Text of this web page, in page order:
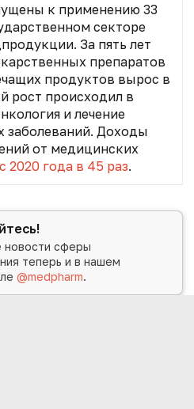
к применению 33
секторе
За пять лет
препаратов
продуктов вырос в
рост происходил в
и лечение
заболеваний. Доходы
от медицинских
2020 года в 45 раз.
сферы
теперь и в нашем
@medpharm.